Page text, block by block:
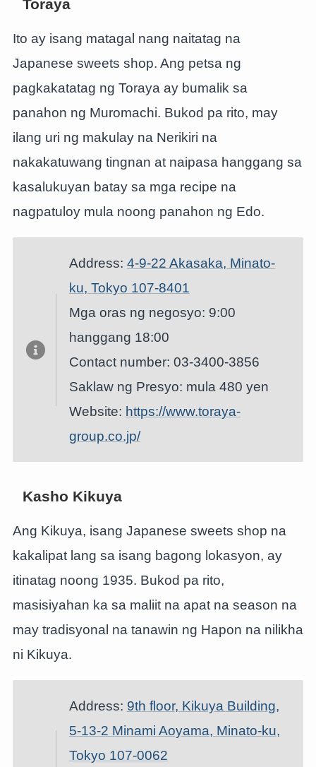
Toraya
Ito ay isang matagal nang naitatag na
Japanese sweets shop. Ang petsa ng
pagkakatatag ng Toraya ay bumalik sa
panahon ng Muromachi. Bukod pa rito, may
ilang uri ng makulay na Nerikiri na
nakakatuwang tingnan at naipasa hanggang sa
kasalukuyan batay sa mga recipe na
nagpatuloy mula noong panahon ng Edo.
Address: 4-9-22 Akasaka, Minato-
ku, Tokyo 107-8401
Mga oras ng negosyo: 9:00
hanggang 18:00
Contact number: 03-3400-3856
Saklaw ng Presyo: mula 480 yen
Website: https://www.toraya-
group.co.jp/
Kasho Kikuya
Ang Kikuya, isang Japanese sweets shop na
kakalipat lang sa isang bagong lokasyon, ay
itinatag noong 1935. Bukod pa rito,
masisiyahan ka sa maliit na apat na season na
may tradisyonal na tanawin ng Hapon na nilikha
ni Kikuya.
Address: 9th floor, Kikuya Building,
5-13-2 Minami Aoyama, Minato-ku,
Tokyo 107-0062